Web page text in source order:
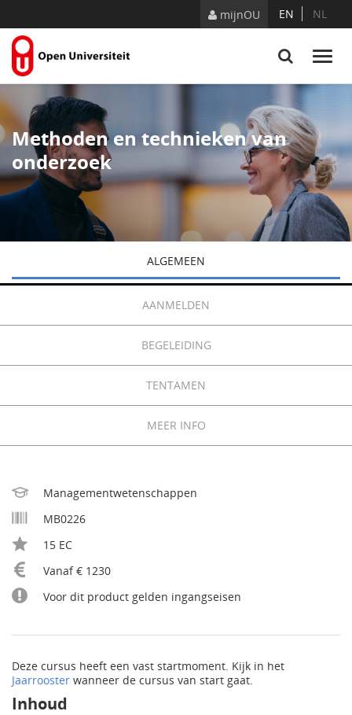
mijnOU EN NL
Methoden en technieken van
onderzoek
ALGEMEEN
AANMELDEN
BEGELEIDING
TENTAMEN
MEER INFO
Managementwetenschappen
MB0226
15 EC
Vanaf € 1230
Voor dit product gelden ingangseisen
Deze cursus heeft een vast startmoment. Kijk in het
Jaarrooster wanneer de cursus van start gaat.
Inhoud